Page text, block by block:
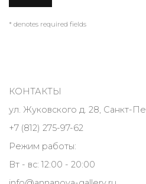
* denotes required fields
КОНТАКТЫ
ул. Жуковского д. 28, Санкт-
+7 (812) 275-97-62
Режим работы:
Вт - вс: 12:00 - 20:00